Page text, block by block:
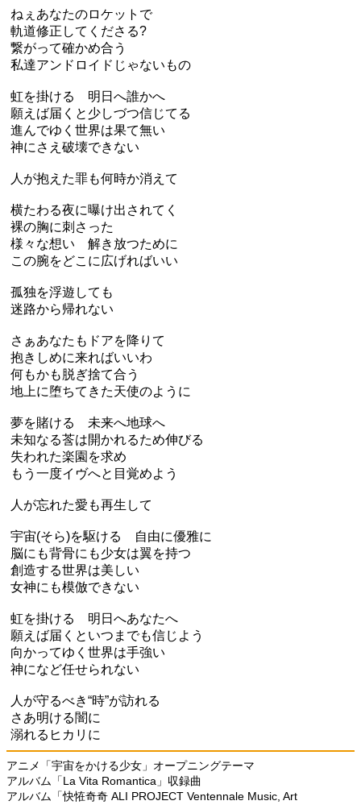
ねぇあなたのロケットで
軌道修正してくださる?
繋がって確かめ合う
私達アンドロイドじゃないもの
虹を掛ける 明日へ誰かへ
願えば届くと少しづつ信じてる
進んでゆく世界は果て無い
神にさえ破壊できない
人が抱えた罪も何時か消えて
横たわる夜に曝け出されてく
裸の胸に刺さった
様々な想い 解き放つために
この腕をどこに広げればいい
孤独を浮遊しても
迷路から帰れない
さぁあなたもドアを降りて
抱きしめに来ればいいわ
何もかも脱ぎ捨て合う
地上に堕ちてきた天使のように
夢を賭ける 未来へ地球へ
未知なる莟は開かれるため伸びる
失われた楽園を求め
もう一度イヴへと目覚めよう
人が忘れた愛も再生して
宇宙(そら)を駆ける 自由に優雅に
脳にも背骨にも少女は翼を持つ
創造する世界は美しい
女神にも模倣できない
虹を掛ける 明日へあなたへ
願えば届くといつまでも信じよう
向かってゆく世界は手強い
神になど任せられない
人が守るべき“時”が訪れる
さあ明ける闇に
溺れるヒカリに
アニメ「宇宙をかける少女」オープニングテーマ
アルバム「La Vita Romantica」収録曲
アルバム「快恠奇奇 ALI PROJECT Ventennale Music, Art